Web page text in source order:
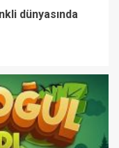
dünyasında